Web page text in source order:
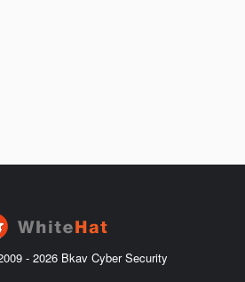
- 2026 Bkav Cyber Security